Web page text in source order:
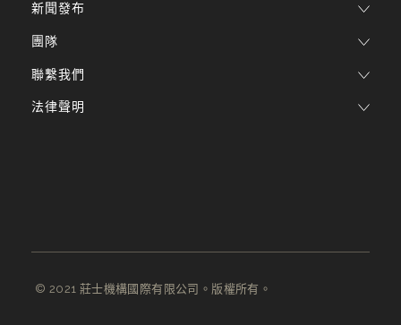
新聞發布
團隊
聯繫我們
法律聲明
© 2021 莊士機構國際有限公司。版權所有。